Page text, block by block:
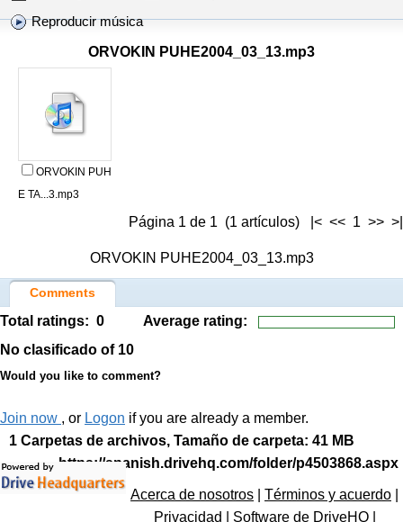
Reproducir música
ORVOKIN PUHE2004_03_13.mp3
ORVOKIN PUH
E TA...3.mp3
Página 1 de 1 (1 artículos) |< << 1 >> >|
ORVOKIN PUHE2004_03_13.mp3
Comments
Total ratings: 0
Average rating:
No clasificado of 10
Would you like to comment?
Join now , or Logon if you are already a member.
1 Carpetas de archivos, Tamaño de carpeta: 41 MB
https://spanish.drivehq.com/folder/p4503868.aspx
Acerca de nosotros Términos y acuerdo
Privacidad
Software de DriveHQ|